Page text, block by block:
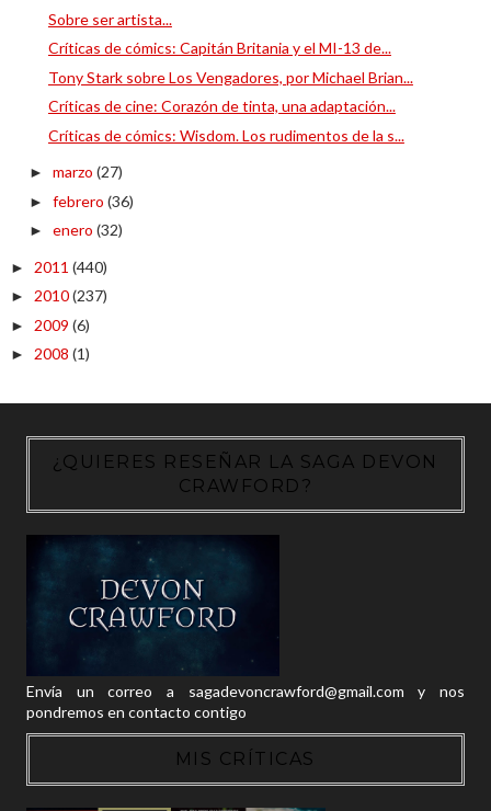
Sobre ser artista...
Críticas de cómics: Capitán Britania y el MI-13 de...
Tony Stark sobre Los Vengadores, por Michael Brian...
Críticas de cine: Corazón de tinta, una adaptación...
Críticas de cómics: Wisdom. Los rudimentos de la s...
► marzo (27)
► febrero (36)
► enero (32)
► 2011 (440)
► 2010(237)
► 2009 (6)
► 2008 (1)
¿QUIERES RESEÑAR LA SAGA DEVON
CRAWFORD?
Envía un correo a sagadevoncrawford@gmail.com y nos
pondremos en contacto contigo
MIS CRÍTICAS